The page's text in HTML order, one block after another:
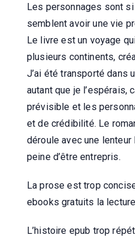
Les personnages sont
semblent avoir une vie
Le livre est un voyage
plusieurs continents,
J’ai été transporté dans
autant que je l’espérais,
prévisible et les
et de crédibilité. Le
déroule avec une
peine d’être entrepris.
La prose est trop
ebooks gratuits la
L’histoire epub trop